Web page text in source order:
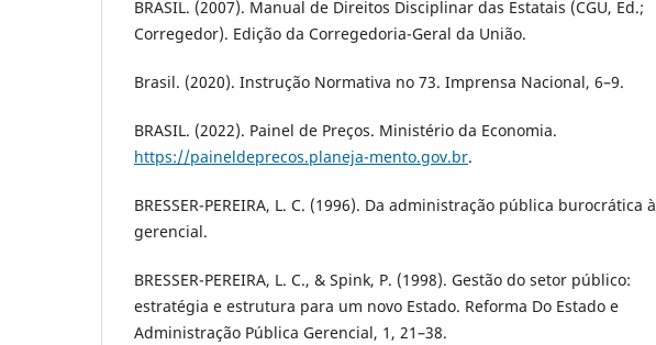
BRASIL. (2007). Manual de Direitos Disciplinar das Estatais (CGU, Ed.;
Corregedor). Edição da Corregedoria-Geral da União.
Brasil. (2020). Instrução Normativa no 73. Imprensa Nacional, 6–9.
BRASIL. (2022). Painel de Preços. Ministério da Economia.
https://paineldeprecos.planeja-mento.gov.br.
BRESSER-PEREIRA, L. C. (1996). Da administração pública burocrática à
gerencial.
BRESSER-PEREIRA, L. C., & Spink, P. (1998). Gestão do setor público:
estratégia e estrutura para um novo Estado. Reforma Do Estado e
Administração Pública Gerencial, 1, 21–38.